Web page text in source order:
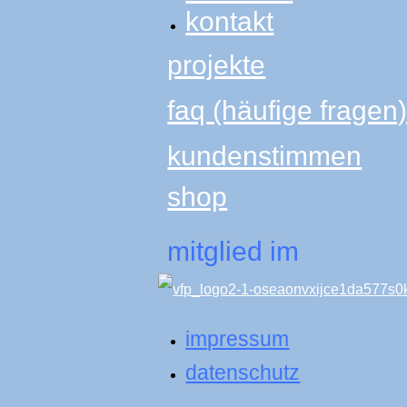
kontakt
projekte
faq (häufige fragen)
kundenstimmen
shop
mitglied im
impressum
datenschutz